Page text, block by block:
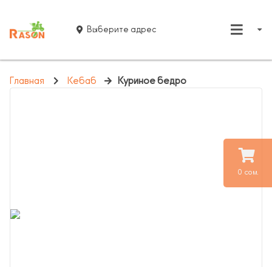
0 сом.
Выберите адрес
Главная Кебаб Куриное бедро